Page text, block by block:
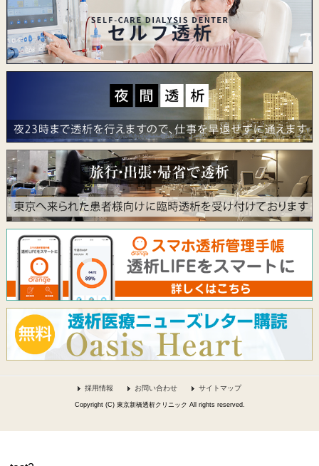
採用情報 お問い合わせ サイトマップ
Copyright (C) 東京新橋透析クリニック All rights reserved.